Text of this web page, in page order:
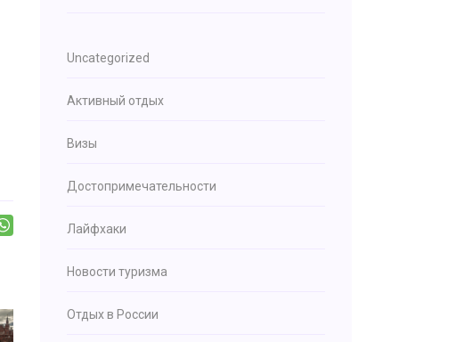
Uncategorized
Активный отдых
Визы
Достопримечательности
Лайфхаки
Новости туризма
Отдых в России